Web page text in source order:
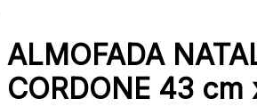
ALMOFADA
CORDONE 43 cm